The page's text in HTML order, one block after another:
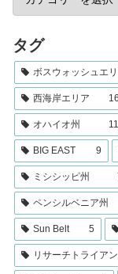
タグ
ボスウォッシュエ
西海岸エリア 16
オハイオ州 11
BIG EAST 9
ミシシッピ州
ペンシルベニア州
Sun Belt 5
リサーチトライア